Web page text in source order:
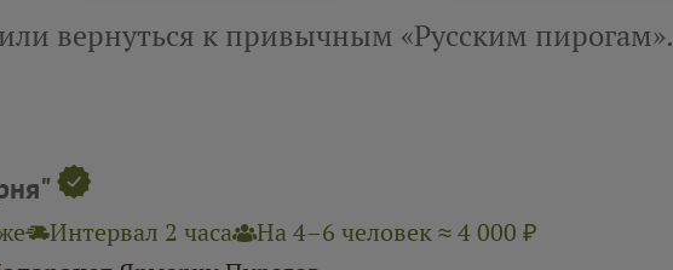
вернуться к привычным «Русским пирогам».
Интервал 2 часа
На 4–6 человек ≈ 4 000 ₽